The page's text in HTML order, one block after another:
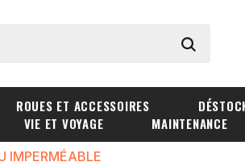
ROUES ET ACCESSOIRES
VIE ET VOYAGE MAINTENANCE
IMPERMÉABLE